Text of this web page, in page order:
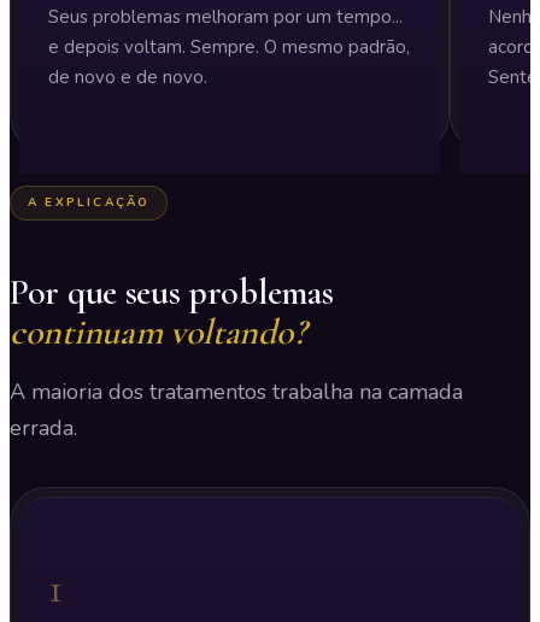
Seus problemas melhoram por um tempo...
e depois voltam. Sempre. O mesmo padrão,
de novo e de novo.
A EXPLICAÇÃO
Por que seus problemas
continuam voltando?
A maioria dos tratamentos trabalha na camada
errada.
1